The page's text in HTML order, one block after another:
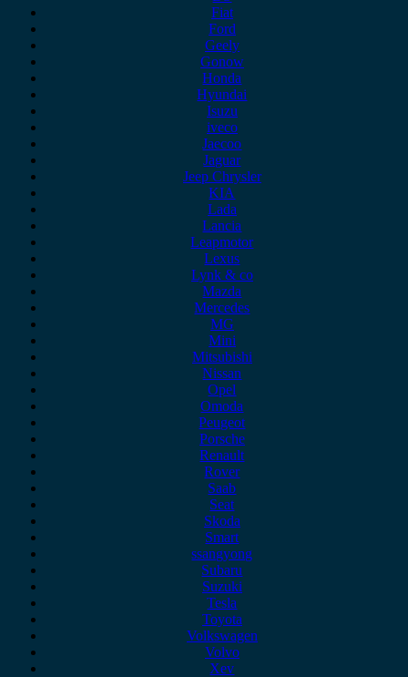
Fiat
Ford
Geely
Gonow
Honda
Hyundai
Isuzu
iveco
Jaecoo
Jaguar
Jeep Chrysler
KIA
Lada
Lancia
Leapmotor
Lexus
Lynk & co
Mazda
Mercedes
MG
Mini
Mitsubishi
Nissan
Opel
Omoda
Peugeot
Porsche
Renault
Rover
Saab
Seat
Skoda
Smart
ssangyong
Subaru
Suzuki
Tesla
Toyota
Volkswagen
Volvo
Xev